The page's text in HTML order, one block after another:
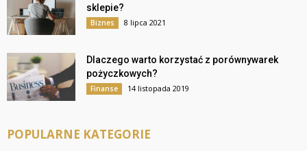
sklepie?
Biznes 8 lipca 2021
Dlaczego warto korzystać z porównywarek
pożyczkowych?
Finanse 14 listopada 2019
POPULARNE KATEGORIE